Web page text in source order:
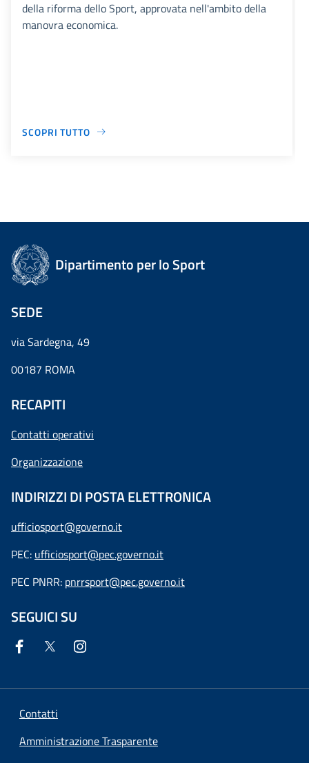
della riforma dello Sport, approvata nell'ambito della
manovra economica.
SCOPRI TUTTO
Dipartimento per lo Sport
SEDE
via Sardegna, 49
00187 ROMA
RECAPITI
Contatti operativi
Organizzazione
INDIRIZZI DI POSTA ELETTRONICA
ufficiosport@governo.it
PEC: ufficiosport@pec.governo.it
PEC PNRR: pnrrsport@pec.governo.it
SEGUICI SU
Contatti
Amministrazione Trasparente